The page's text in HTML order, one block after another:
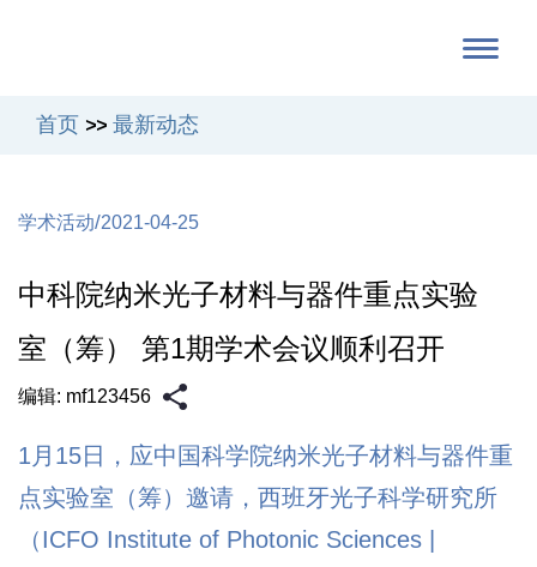
首页 >> 最新动态
学术活动/2021-04-25
中科院纳米光子材料与器件重点实验
室（筹） 第1期学术会议顺利召开
编辑: mf123456
1月15日，应中国科学院纳米光子材料与器件重
点实验室（筹）邀请，西班牙光子科学研究所
（ICFO Institute of Photonic Sciences |